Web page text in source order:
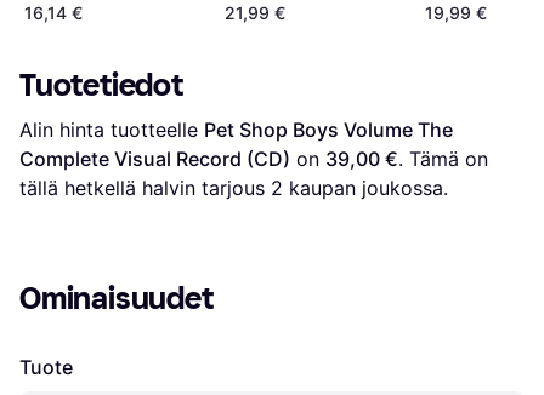
16,14 €
21,99 €
19,99 €
Tuotetiedot
Alin hinta tuotteelle Pet Shop Boys Volume The
Complete Visual Record (CD) on 39,00 €. Tämä on
tällä hetkellä halvin tarjous 2 kaupan joukossa.
Ominaisuudet
Tuote